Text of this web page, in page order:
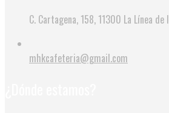
C. Cartagena, 158, 11300 La Línea de
mhkcafeteria@gmail.com